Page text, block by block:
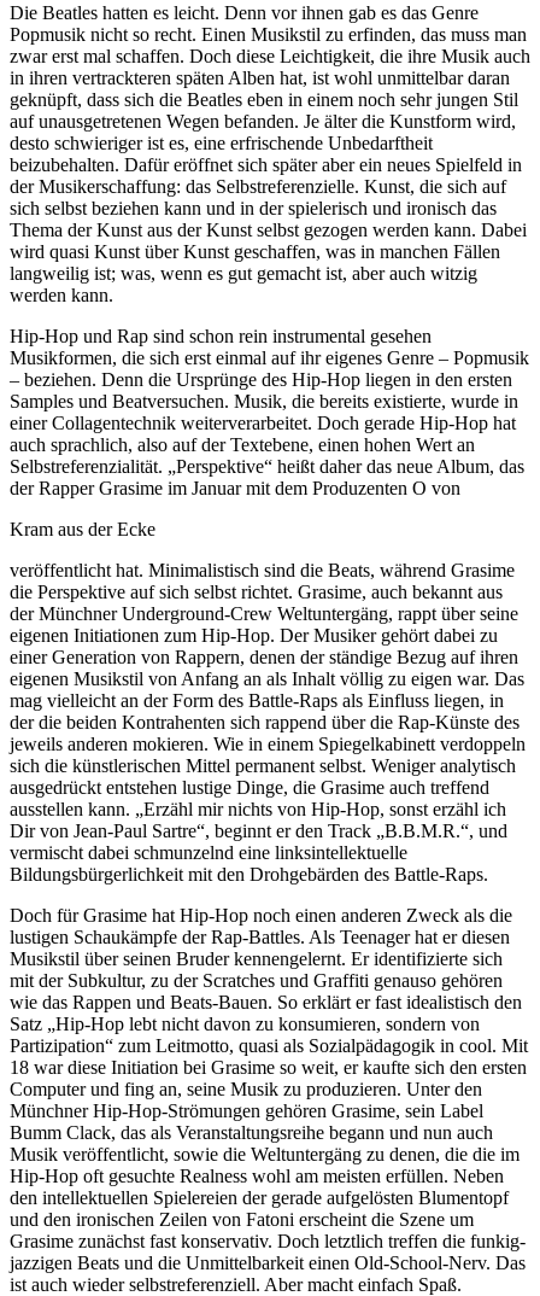
Die Beatles hatten es leicht. Denn vor ihnen gab es das Genre
Popmusik nicht so recht. Einen Musikstil zu erfinden, das muss man
zwar erst mal schaffen. Doch diese Leichtigkeit, die ihre Musik auch
in ihren vertrackteren späten Alben hat, ist wohl unmittelbar daran
geknüpft, dass sich die Beatles eben in einem noch sehr jungen Stil
auf unausgetretenen Wegen befanden. Je älter die Kunstform wird,
desto schwieriger ist es, eine erfrischende Unbedarftheit
beizubehalten. Dafür eröffnet sich später aber ein neues Spielfeld in
der Musikerschaffung: das Selbstreferenzielle. Kunst, die sich auf
sich selbst beziehen kann und in der spielerisch und ironisch das
Thema der Kunst aus der Kunst selbst gezogen werden kann. Dabei
wird quasi Kunst über Kunst geschaffen, was in manchen Fällen
langweilig ist; was, wenn es gut gemacht ist, aber auch witzig
werden kann.
Hip-Hop und Rap sind schon rein instrumental gesehen
Musikformen, die sich erst einmal auf ihr eigenes Genre – Popmusik
– beziehen. Denn die Ursprünge des Hip-Hop liegen in den ersten
Samples und Beatversuchen. Musik, die bereits existierte, wurde in
einer Collagentechnik weiterverarbeitet. Doch gerade Hip-Hop hat
auch sprachlich, also auf der Textebene, einen hohen Wert an
Selbstreferenzialität. „Perspektive“ heißt daher das neue Album, das
der Rapper Grasime im Januar mit dem Produzenten O von
Kram aus der Ecke
veröffentlicht hat. Minimalistisch sind die Beats, während Grasime
die Perspektive auf sich selbst richtet. Grasime, auch bekannt aus
der Münchner Underground-Crew Weltuntergäng, rappt über seine
eigenen Initiationen zum Hip-Hop. Der Musiker gehört dabei zu
einer Generation von Rappern, denen der ständige Bezug auf ihren
eigenen Musikstil von Anfang an als Inhalt völlig zu eigen war. Das
mag vielleicht an der Form des Battle-Raps als Einfluss liegen, in
der die beiden Kontrahenten sich rappend über die Rap-Künste des
jeweils anderen mokieren. Wie in einem Spiegelkabinett verdoppeln
sich die künstlerischen Mittel permanent selbst. Weniger analytisch
ausgedrückt entstehen lustige Dinge, die Grasime auch treffend
ausstellen kann. „Erzähl mir nichts von Hip-Hop, sonst erzähl ich
Dir von Jean-Paul Sartre“, beginnt er den Track „B.B.M.R.“, und
vermischt dabei schmunzelnd eine linksintellektuelle
Bildungsbürgerlichkeit mit den Drohgebärden des Battle-Raps.
Doch für Grasime hat Hip-Hop noch einen anderen Zweck als die
lustigen Schaukämpfe der Rap-Battles. Als Teenager hat er diesen
Musikstil über seinen Bruder kennengelernt. Er identifizierte sich
mit der Subkultur, zu der Scratches und Graffiti genauso gehören
wie das Rappen und Beats-Bauen. So erklärt er fast idealistisch den
Satz „Hip-Hop lebt nicht davon zu konsumieren, sondern von
Partizipation“ zum Leitmotto, quasi als Sozialpädagogik in cool. Mit
18 war diese Initiation bei Grasime so weit, er kaufte sich den ersten
Computer und fing an, seine Musik zu produzieren. Unter den
Münchner Hip-Hop-Strömungen gehören Grasime, sein Label
Bumm Clack, das als Veranstaltungsreihe begann und nun auch
Musik veröffentlicht, sowie die Weltuntergäng zu denen, die die im
Hip-Hop oft gesuchte Realness wohl am meisten erfüllen. Neben
den intellektuellen Spielereien der gerade aufgelösten Blumentopf
und den ironischen Zeilen von Fatoni erscheint die Szene um
Grasime zunächst fast konservativ. Doch letztlich treffen die funkig-
jazzigen Beats und die Unmittelbarkeit einen Old-School-Nerv. Das
ist auch wieder selbstreferenziell. Aber macht einfach Spaß.